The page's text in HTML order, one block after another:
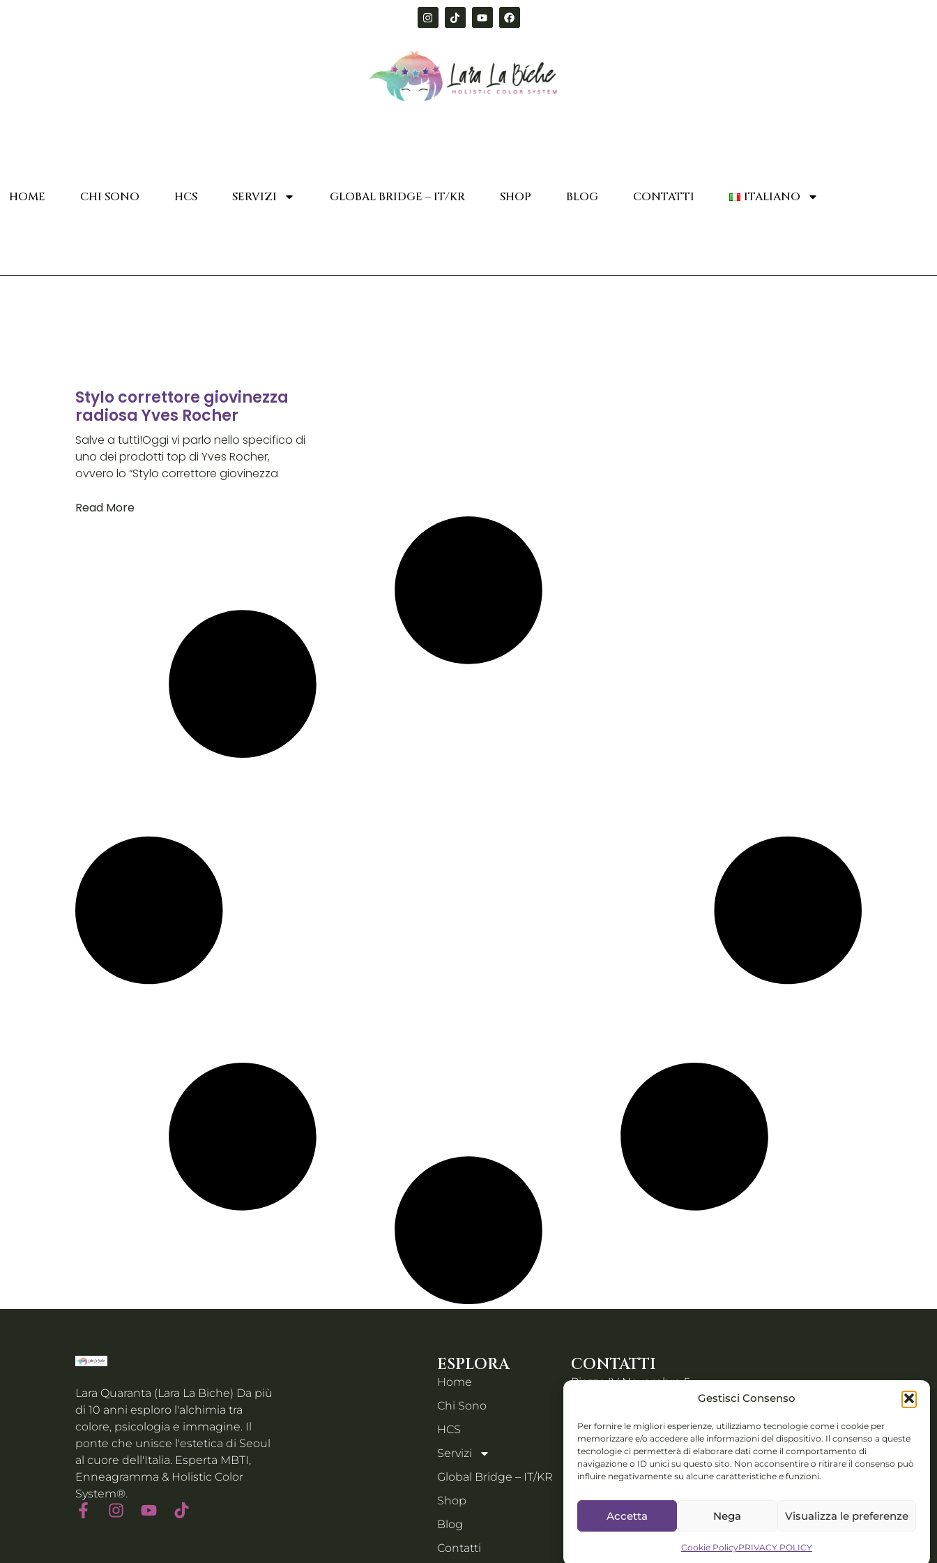
Gestisci Consenso
Per fornire le migliori esperienze, utilizziamo tecnologie come i cookie per
memorizzare e/o accedere alle informazioni del dispositivo. Il consenso a queste
tecnologie ci permetterà di elaborare dati come il comportamento di
navigazione o ID unici su questo sito. Non acconsentire o ritirare il consenso può
influire negativamente su alcune caratteristiche e funzioni.
Accetta Nega Visualizza le preferenze
Cookie PolicyPRIVACY POLICY
HOME CHI SONO HCS SERVIZI GLOBAL BRIDGE – IT/KR SHOP BLOG CONTATTI ITALIANO
Stylo correttore giovinezza
radiosa Yves Rocher
Salve a tutti!Oggi vi parlo nello specifico di
uno dei prodotti top di Yves Rocher,
ovvero lo “Stylo correttore giovinezza
Read More
Lara Quaranta (Lara La Biche) Da più
di 10 anni esploro l'alchimia tra
colore, psicologia e immagine. Il
ponte che unisce l'estetica di Seoul
al cuore dell'Italia. Esperta MBTI,
Enneagramma & Holistic Color
System®.
ESPLORA
Home
Chi Sono
HCS
Servizi
Global Bridge – IT/KR
Shop
Blog
Contatti
CONTATTI
Piazza IV Novembre 5,
Email:
holisticcolorsystem@gmail.com
Collabs: Disponibile per
festival e talent
management